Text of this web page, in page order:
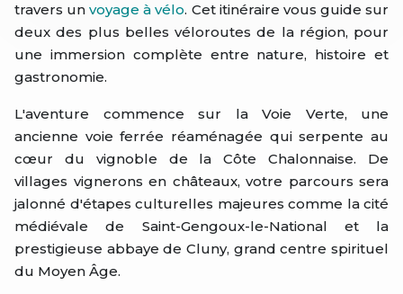
travers unvoyage à vélo. Cet itinéraire vous guide sur
deux des plus belles véloroutes de la région, pour
une immersion complète entre nature, histoire et
gastronomie.
L'aventure commence sur la Voie Verte, une
ancienne voie ferrée réaménagée qui serpente au
cœur du vignoble de la Côte Chalonnaise. De
villages vignerons en châteaux, votre parcours sera
jalonné d'étapes culturelles majeures comme la cité
médiévale de Saint-Gengoux-le-National et la
prestigieuse abbaye de Cluny, grand centre spirituel
du Moyen Âge.